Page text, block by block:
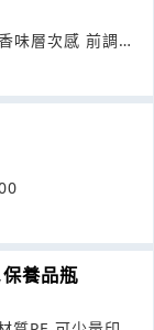
味層次感 前調：
養品瓶